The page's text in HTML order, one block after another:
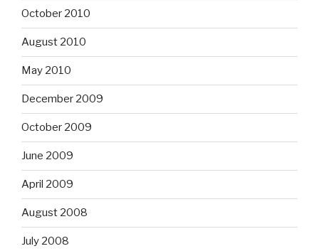
October 2010
August 2010
May 2010
December 2009
October 2009
June 2009
April 2009
August 2008
July 2008